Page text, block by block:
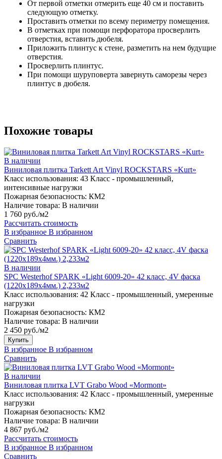
От первой отметки отмерить еще 40 см и поставить
следующую отметку.
Проставить отметки по всему периметру помещения.
В отметках при помощи перфоратора просверлить
отверстия, вставить дюбеля.
Приложить плинтус к стене, разметить на нем будущие
отверстия.
Просверлить плинтус.
При помощи шуруповерта завернуть саморезы через
плинтус в дюбеля.
Похожие товары
В наличии
Виниловая плитка Tarkett Art Vinyl ROCKSTARS «Kurt»
Класс использования: 43 Класс - промышленный,
интенсивные нагрузки
Пожарная безопасность: КМ2
Наличие товара: В наличии
1 760 руб./м2
Рассчитать стоимость
В избранное В избранном
Сравнить
В наличии
SPC Westerhof SPARK «Light 6009-20» 42 класс, 4V фаска
(1220х189х4мм.) 2,233м2
Класс использования: 42 Класс - промышленный, умеренные
нагрузки
Пожарная безопасность: КМ2
Наличие товара: В наличии
2 450 руб./м2
Купить
В избранное В избранном
Сравнить
В наличии
Виниловая плитка LVT Grabo Wood «Mormont»
Класс использования: 42 Класс - промышленный, умеренные
нагрузки
Пожарная безопасность: КМ2
Наличие товара: В наличии
4 867 руб./м2
Рассчитать стоимость
В избранное В избранном
Сравнить